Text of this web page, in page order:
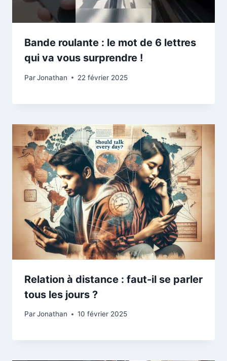
Bande roulante : le mot de 6 lettres
qui va vous surprendre !
ParJonathan 22 février 2025
Relation à distance : faut-il se parler
tous les jours ?
ParJonathan 10 février 2025